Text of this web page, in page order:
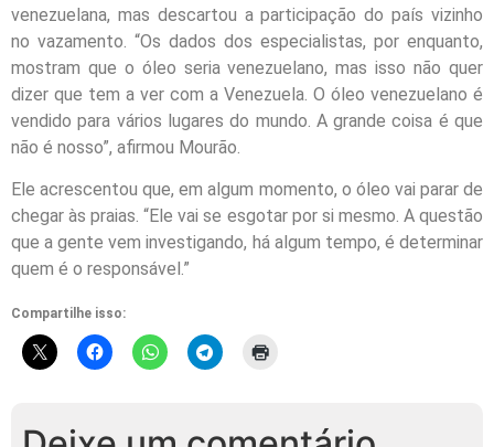
venezuelana, mas descartou a participação do país vizinho
no vazamento. “Os dados dos especialistas, por enquanto,
mostram que o óleo seria venezuelano, mas isso não quer
dizer que tem a ver com a Venezuela. O óleo venezuelano é
vendido para vários lugares do mundo. A grande coisa é que
não é nosso”, afirmou Mourão.
Ele acrescentou que, em algum momento, o óleo vai parar de
chegar às praias. “Ele vai se esgotar por si mesmo. A questão
que a gente vem investigando, há algum tempo, é determinar
quem é o responsável.”
Compartilhe isso: